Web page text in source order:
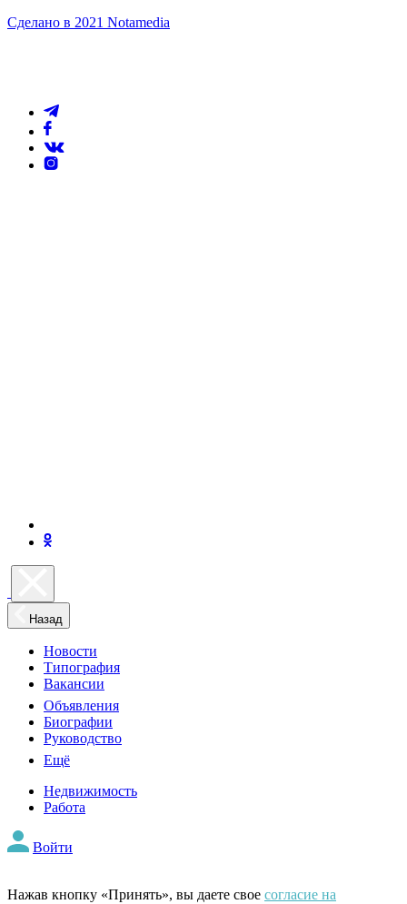
Сделано в 2021 Notamedia
Назад
Новости
Типография
Вакансии
Объявления
Биографии
Руководство
Ещё
Недвижимость
Работа
Войти
Нажав кнопку «Принять», вы даете свое согласие на